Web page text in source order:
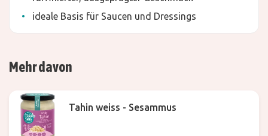
ideale Basis für Saucen und Dressings
Mehr davon
Tahin weiss - Sesammus